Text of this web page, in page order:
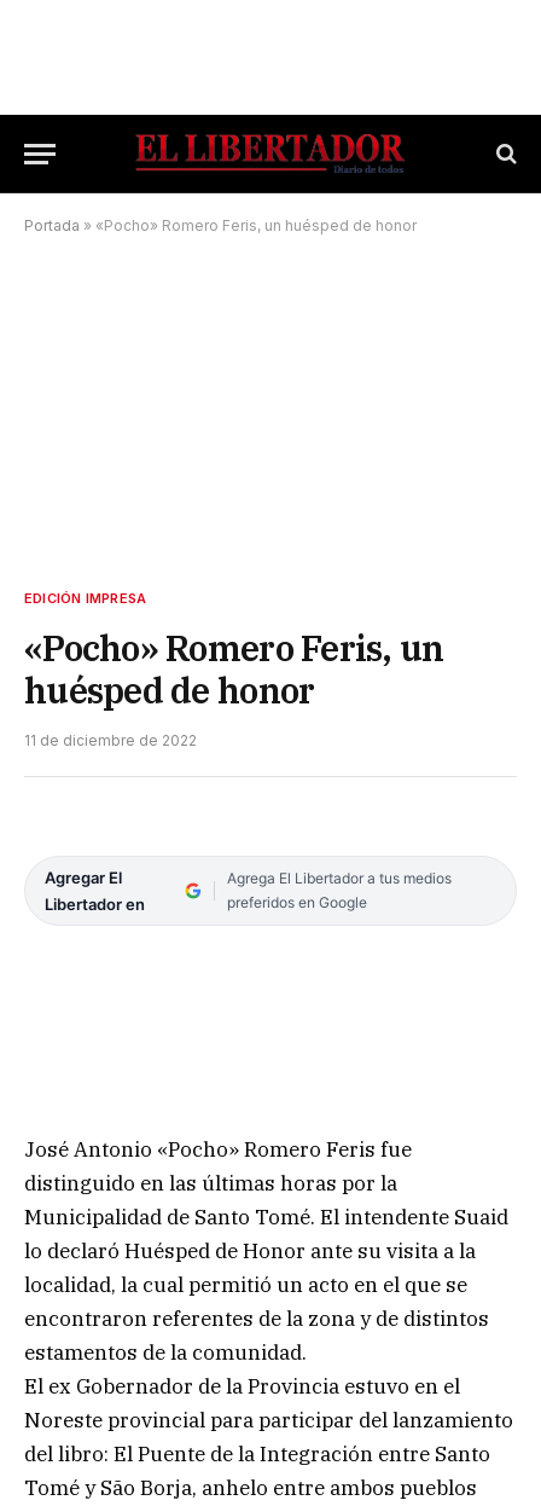
Portada » «Pocho» Romero Feris, un huésped de honor
EDICIÓN IMPRESA
«Pocho» Romero Feris, un
huésped de honor
11 de diciembre de 2022
Agregar El
Libertador en
Agrega El Libertador a tus medios
preferidos en Google
José Antonio «Pocho» Romero Feris fue
distinguido en las últimas horas por la
Municipalidad de Santo Tomé. El intendente Suaid
lo declaró Huésped de Honor ante su visita a la
localidad, la cual permitió un acto en el que se
encontraron referentes de la zona y de distintos
estamentos de la comunidad.
El ex Gobernador de la Provincia estuvo en el
Noreste provincial para participar del lanzamiento
del libro: El Puente de la Integración entre Santo
Tomé y São Borja, anhelo entre ambos pueblos